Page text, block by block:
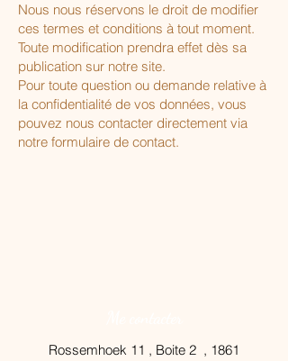
Nous nous réservons le droit de modifier
ces termes et conditions à tout moment.
Toute modification prendra effet dès sa
publication sur notre site.
Pour toute question ou demande relative à
la confidentialité de vos données, vous
pouvez nous contacter directement via
notre formulaire de contact.
Rossemhoek 11 , Boite 2 , 1861